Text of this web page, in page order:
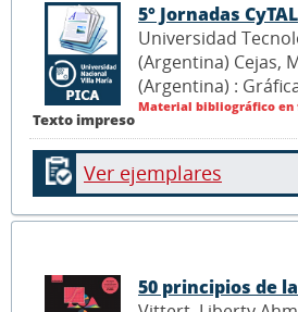
Texto impreso
5° Jornadas CyTAL
Universidad
(Argentina) Cejas,
(Argentina) :
Material bibliográfico en
Ver ejemplares
50 principios de